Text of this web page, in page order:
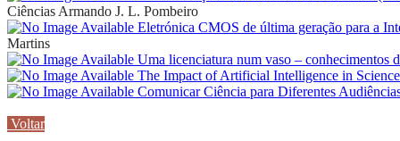
Ciências Armando J. L. Pombeiro
Eletrónica CMOS de última geração para a
Martins
Uma licenciatura num vaso – conhecimentos
The Impact of Artificial Intelligence in
Comunicar Ciência para Diferentes
Voltar